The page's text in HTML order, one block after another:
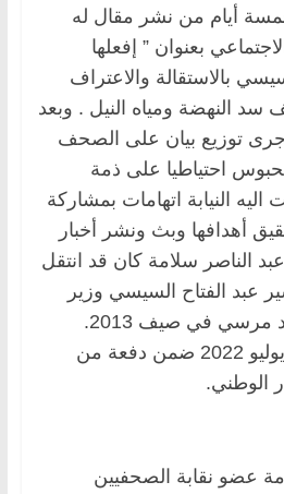
نحو خمسة أيام من نشر مقال له
بعنوان ” إفعلها
بالاستقالة والاعتراف
سد النهضة ومياه النيل . وبعد
توزيع بيان على الصحف
احتياطيا على ذمة
النيابة اتهامات بمشاركة
أهدافها وبث ونشر أخبار
الناصر سلامة كان قد انتقل
عبد الفتاح السيسي وزير
الدفاع بالرئيس محمد مرسي في صيف 2013.
وأخلى سبيله في 16 يوليو 2022 ضمن دفعة من
الوطني.
عضو نقابة الصحفيين